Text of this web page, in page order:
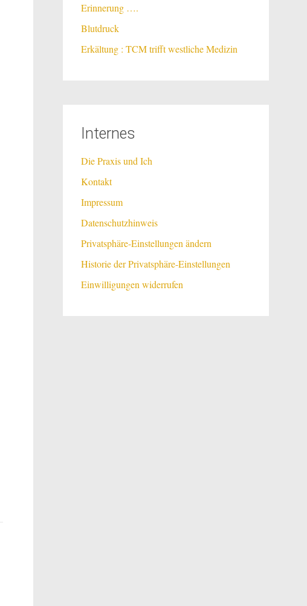
Erinnerung ….
Blutdruck
Erkältung : TCM trifft westliche Medizin
Internes
Die Praxis und Ich
Kontakt
Impressum
Datenschutzhinweis
Privatsphäre-Einstellungen ändern
Historie der Privatsphäre-Einstellungen
Einwilligungen widerrufen